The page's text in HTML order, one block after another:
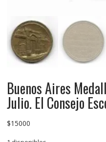
Buenos Aires
Julio. El Consejo
$15000